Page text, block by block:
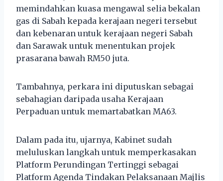
memindahkan kuasa mengawal selia bekalan
gas di Sabah kepada kerajaan negeri tersebut
dan kebenaran untuk kerajaan negeri Sabah
dan Sarawak untuk menentukan projek
prasarana bawah RM50 juta.
Tambahnya, perkara ini diputuskan sebagai
sebahagian daripada usaha Kerajaan
Perpaduan untuk memartabatkan MA63.
Dalam pada itu, ujarnya, Kabinet sudah
meluluskan langkah untuk memperkasakan
Platform Perundingan Tertinggi sebagai
Platform Agenda Tindakan Pelaksanaan Majlis